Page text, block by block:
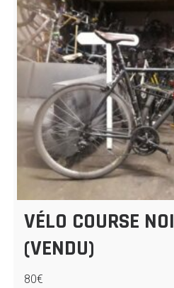
VÉLO COURSE
(VENDU)
80€